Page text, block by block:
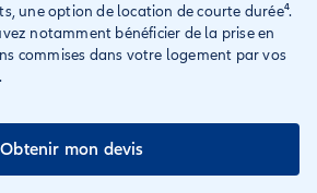
une option de location de courte durée⁴.
notamment bénéficier de la prise en
commises dans votre logement par vos
Obtenir mon devis